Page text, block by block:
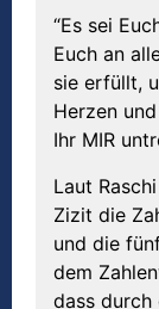
“Es sei
Euch an
sie erfüllt,
Herzen
Ihr MIR
Laut
Zizit die
und die
dem
dass durch